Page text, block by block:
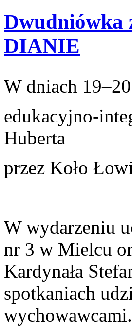
Dwudniówka
DIANIE
W dniach
edukacyjno-
Huberta
przez Koło
W wydarzeniu
nr 3 w Mielcu
Kardynała
spotkaniach
wychowawcami.